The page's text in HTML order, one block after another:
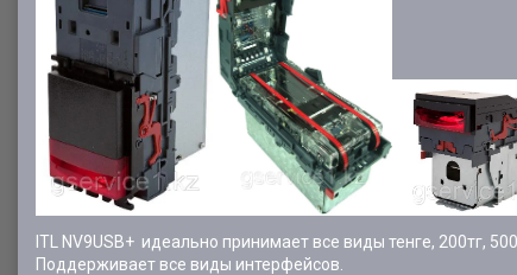
ITL NV9USB+ идеально принимает все виды тенге, 200тг,
Поддерживает все виды интерфейсов.